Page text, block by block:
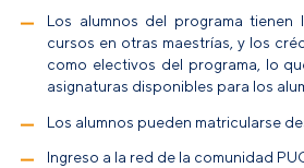
Los alumnos del programa
cursos en otras maestrías, y los
como electivos del programa, lo
asignaturas disponibles para los
Los alumnos pueden matricularse
Ingreso a la red de la comunidad